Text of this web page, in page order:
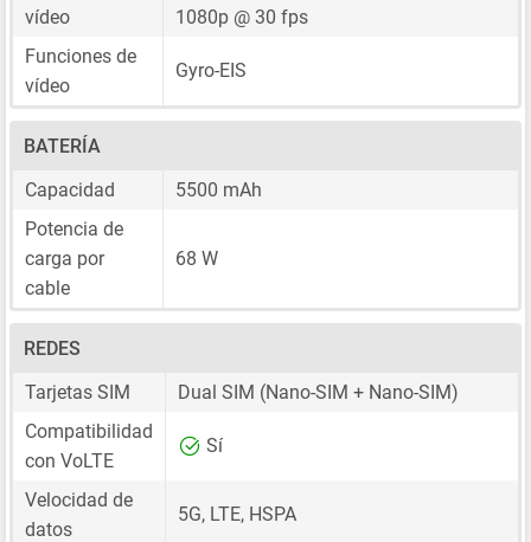
vídeo
1080p @ 30 fps
Funciones de
vídeo
Gyro-EIS
BATERÍA
Capacidad
5500 mAh
Potencia de
carga por
cable
68 W
REDES
Tarjetas SIM
Dual SIM (Nano-SIM + Nano-SIM)
Compatibilidad
con VoLTE
Sí
Velocidad de
datos
5G, LTE, HSPA